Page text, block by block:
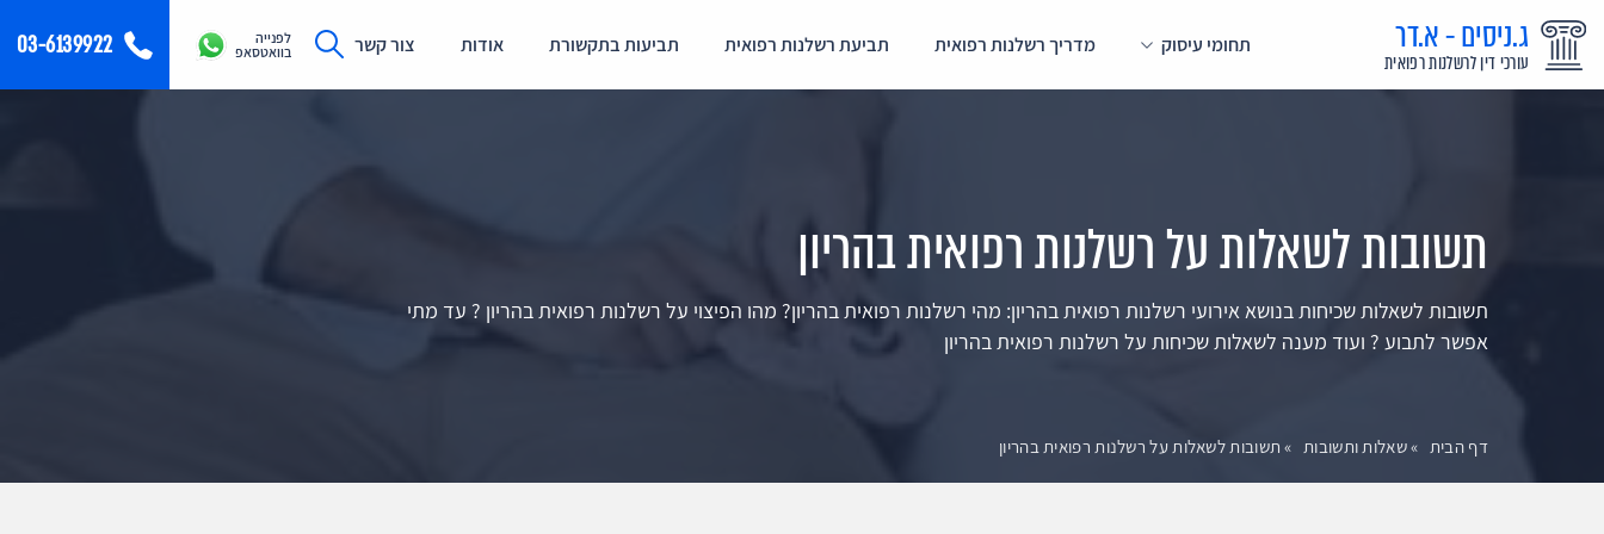
ג.ניסים - א.דר
עורכי דין לרשלנות רפואית
תחומי עיסוק מדריך רשלנות רפואית תביעת רשלנות רפואית תביעות בתקשורת אודות צור קשר 03-6139922
לפנייה
בוואטסאפ
דף הבית »שאלות ותשובות » תשובות לשאלות על רשלנות רפואית בהריון
תשובות לשאלות על רשלנות רפואית בהריון
תשובות לשאלות שכיחות בנושא אירועי רשלנות רפואית בהריון: מהי רשלנות רפואית בהריון? מהו הפיצוי על רשלנות רפואית בהריון ? עד מתי
אפשר לתבוע ? ועוד מענה לשאלות שכיחות על רשלנות רפואית בהריון